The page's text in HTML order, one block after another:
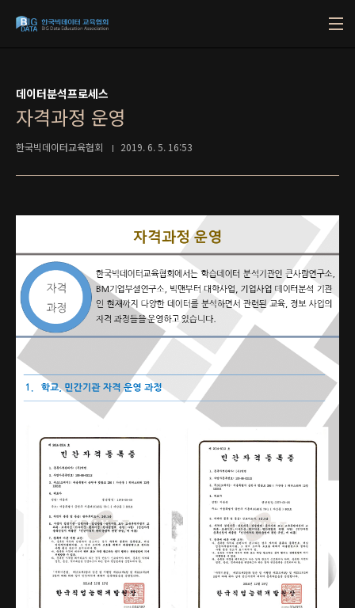
데이터분석프로세스
자격과정 운영
한국빅데이터교육협회 2019. 6. 5. 16:53